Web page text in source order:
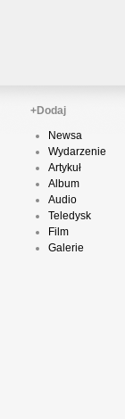
+Dodaj
Newsa
Wydarzenie
Artykuł
Album
Audio
Teledysk
Film
Galerie